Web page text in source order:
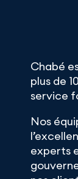
Chabé
plus de
service
Nos
experts